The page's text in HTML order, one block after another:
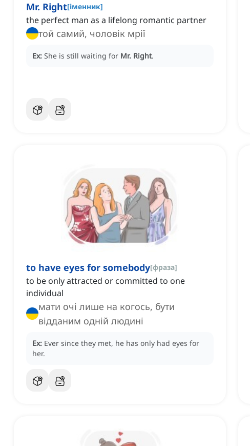
Mr. Right[іменник]
the perfect man as a lifelong romantic partner
той самий, чоловік мрії
Ex: She is still waiting for Mr. Right.
to have eyes for somebody[фраза]
to be only attracted or committed to one
individual
мати очі лише на когось, бути
відданим одній людині
Ex: Ever since they met, he has only had eyes for
her.